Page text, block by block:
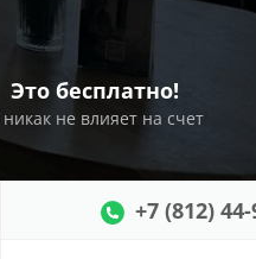
Это бесплатно!
не влияет на счет
+7 (812)